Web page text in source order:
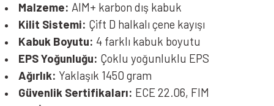
Malzeme: AIM+ karbon dış kabuk
Kilit Sistemi: Çift D halkalı çene kayışı
Kabuk Boyutu: 4 farklı kabuk boyutu
EPS Yoğunluğu: Çoklu yoğunluklu EPS
Ağırlık: Yaklaşık 1450 gram
Güvenlik Sertifikaları: ECE 22.06, FIM